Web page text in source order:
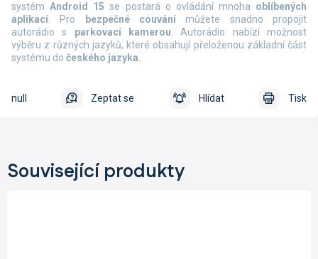
systémAndroid 15 se postará o ovládání mnoha oblíbených
aplikací. Pro bezpečné couvání můžete snadno propojit
autorádio s parkovací kamerou. Autorádio nabízí možnost
výběru z různých jazyků, které obsahují přeloženou základní část
systému do českého jazyka.
Tisk
Zeptat se Hlídat
null
Související produkty